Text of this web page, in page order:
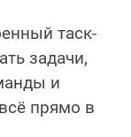
таск-
задачи,
и
прямо в